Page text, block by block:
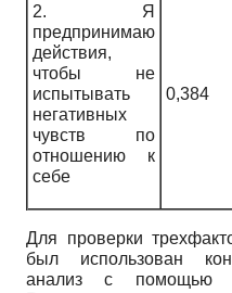
2. Я
предпринимаю
действия,
чтобы не
испытывать
негативных
чувств по
отношению к
себе
0,384
Для проверки
был использован
анализ с помощью